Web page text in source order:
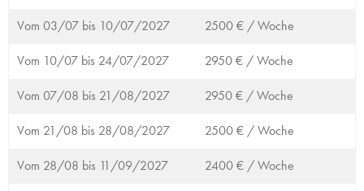
Vom 03/07 bis 10/07/2027 2500 € /Woche
Vom 10/07 bis 24/07/2027 2950 € /Woche
Vom 07/08 bis 21/08/2027 2950 € /Woche
Vom 21/08 bis 28/08/2027 2500 € /Woche
Vom 28/08 bis 11/09/2027 2400 € /Woche